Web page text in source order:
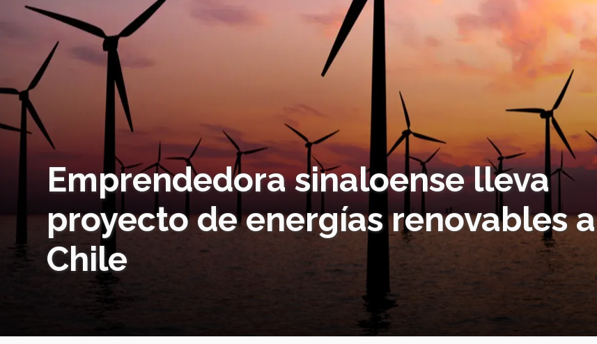
Emprendedora sinaloense lleva
proyecto de energías renovables a
Chile